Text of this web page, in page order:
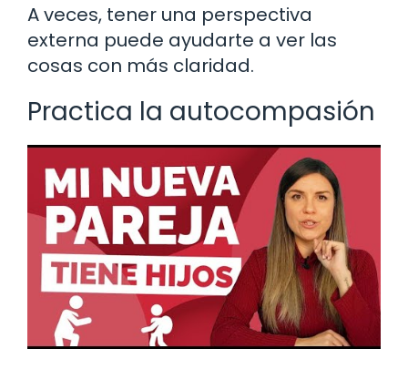
A veces, tener una perspectiva
externa puede ayudarte a ver las
cosas con más claridad.
Practica la autocompasión